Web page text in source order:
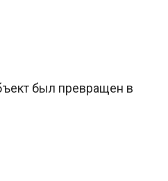
был превращен в